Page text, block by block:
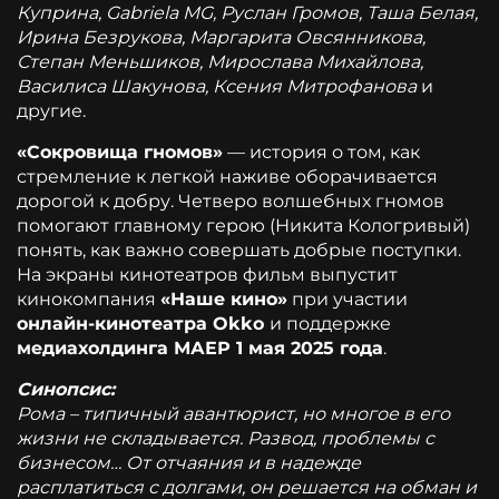
Куприна, Gabriela MG, Руслан Громов, Таша Белая,
Ирина Безрукова, Маргарита Овсянникова,
Степан Меньшиков, Мирослава Михайлова,
Василиса Шакунова, Ксения Митрофановаи
другие.
«Сокровища гномов» — история о том, как
стремление к легкой наживе оборачивается
дорогой к добру. Четверо волшебных гномов
помогают главному герою (Никита Кологривый)
понять, как важно совершать добрые поступки.
На экраны кинотеатров фильм выпустит
кинокомпания «Наше кино» при участии
онлайн-кинотеатра Okko и поддержке
медиахолдинга МАЕР 1 мая 2025 года.
Синопсис:
Рома – типичный авантюрист, но многое в его
жизни не складывается. Развод, проблемы с
бизнесом… От отчаяния и в надежде
расплатиться с долгами, он решается на обман и